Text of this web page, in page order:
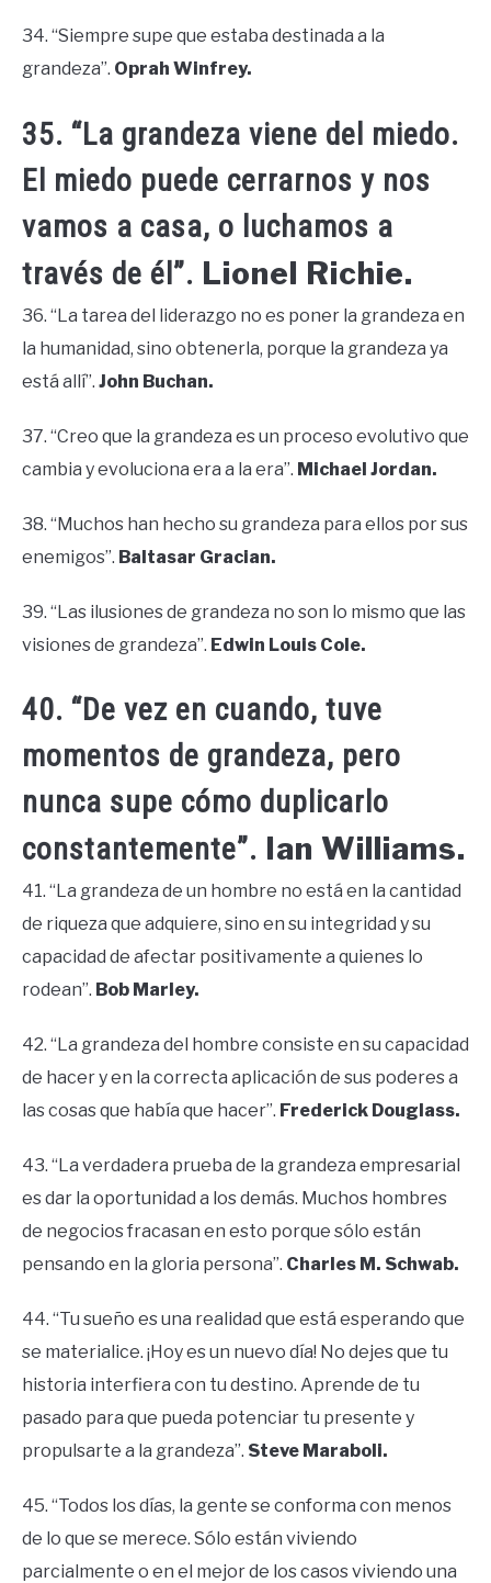
34. “Siempre supe que estaba destinada a la
grandeza”. Oprah Winfrey.
35. “La grandeza viene del miedo.
El miedo puede cerrarnos y nos
vamos a casa, o luchamos a
través de él”. Lionel Richie.
36. “La tarea del liderazgo no es poner la grandeza en
la humanidad, sino obtenerla, porque la grandeza ya
está allí”. John Buchan.
37. “Creo que la grandeza es un proceso evolutivo que
cambia y evoluciona era a la era”. Michael Jordan.
38. “Muchos han hecho su grandeza para ellos por sus
enemigos”. Baltasar Gracian.
39. “Las ilusiones de grandeza no son lo mismo que las
visiones de grandeza”. Edwin Louis Cole.
40. “De vez en cuando, tuve
momentos de grandeza, pero
nunca supe cómo duplicarlo
constantemente”. Ian Williams.
41. “La grandeza de un hombre no está en la cantidad
de riqueza que adquiere, sino en su integridad y su
capacidad de afectar positivamente a quienes lo
rodean”. Bob Marley.
42. “La grandeza del hombre consiste en su capacidad
de hacer y en la correcta aplicación de sus poderes a
las cosas que había que hacer”. Frederick Douglass.
43. “La verdadera prueba de la grandeza empresarial
es dar la oportunidad a los demás. Muchos hombres
de negocios fracasan en esto porque sólo están
pensando en la gloria persona”. Charles M. Schwab.
44. “Tu sueño es una realidad que está esperando que
se materialice. ¡Hoy es un nuevo día! No dejes que tu
historia interfiera con tu destino. Aprende de tu
pasado para que pueda potenciar tu presente y
propulsarte a la grandeza”. Steve Maraboli.
45. “Todos los días, la gente se conforma con menos
de lo que se merece. Sólo están viviendo
parcialmente o en el mejor de los casos viviendo una